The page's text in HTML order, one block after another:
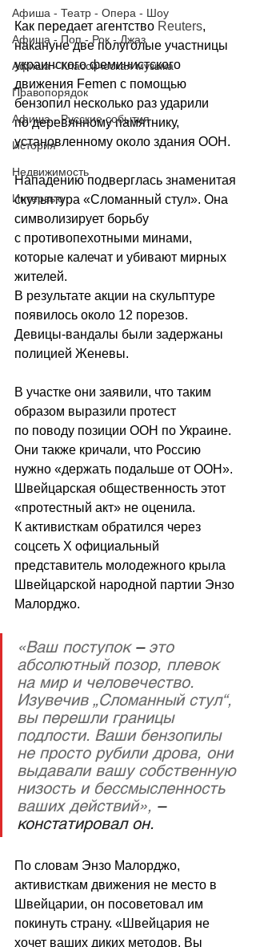
Афиша - Театр - Опера - Шоу
Афиша - Поп - Рок - Джаз
Афиша - Классическая музыка
Правопорядок
Афиша - Русские события
История
Недвижимость
Интервью
Как передает агентство Reuters,
накануне две полуголые участницы
украинского феминистского
движения Femen с помощью
бензопил несколько раз ударили
по деревянному памятнику,
установленному около здания ООН.
Нападению подверглась знаменитая
скульптура «Сломанный стул». Она
символизирует борьбу
с противопехотными минами,
которые калечат и убивают мирных
жителей.
В результате акции на скульптуре
появилось около 12 порезов.
Девицы-вандалы были задержаны
полицией Женевы.
В участке они заявили, что таким
образом выразили протест
по поводу позиции ООН по Украине.
Они также кричали, что Россию
нужно «держать подальше от ООН».
Швейцарская общественность этот
«протестный акт» не оценила.
К активисткам обратился через
соцсеть X официальный
представитель молодежного крыла
Швейцарской народной партии Энзо
Малорджо.
«Ваш поступок – это
абсолютный позор, плевок
на мир и человечество.
Изувечив „Сломанный стул“,
вы перешли границы
подлости. Ваши бензопилы
не просто рубили дрова, они
выдавали вашу собственную
низость и бессмысленность
ваших действий», –
констатировал он.
По словам Энзо Малорджо,
активисткам движения не место в
Швейцарии, он посоветовал им
покинуть страну. «Швейцария не
хочет ваших диких методов. Вы